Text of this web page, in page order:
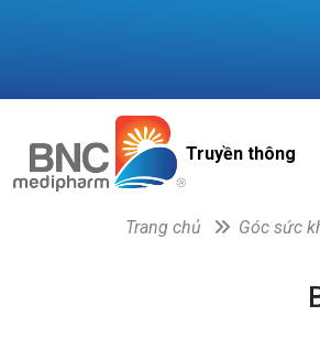
Truyền thông
Trang chủ Góc sức